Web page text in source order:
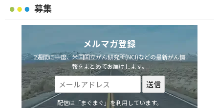
募集
メルマガ登録
2週間に一度、米国国立がん研究所(NCI)などの最新がん情
報をまとめてお届けします。
配信は「まぐまぐ」を利用しています。